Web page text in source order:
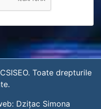
Toate drepturile
Dzițac Simona